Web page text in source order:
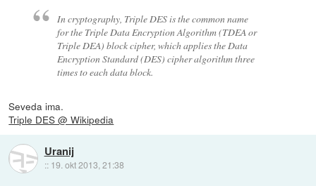
In cryptography, Triple DES is the common name
for the Triple Data Encryption Algorithm (TDEA or
Triple DEA) block cipher, which applies the Data
Encryption Standard (DES) cipher algorithm three
times to each data block.
Seveda ima.
Triple DES @ Wikipedia
Uranij
:: 19. okt 2013, 21:38